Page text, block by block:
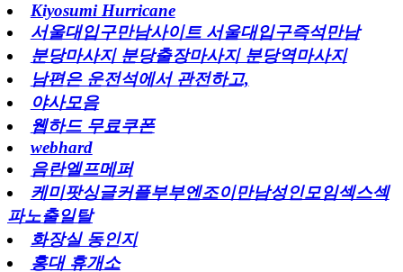
Kiyosumi Hurricane
서울대입구만남사이트 서울대입구즉석만남
분당마사지 분당출장마사지 분당역마사지
남편은 운전석에서 관전하고,
야사모음
웹하드 무료쿠폰
webhard
음란엘프메퍼
케미팟싱글커플부부엔조이만남성인모임섹스섹
파노출일탈
화장실 동인지
홍대 휴개소